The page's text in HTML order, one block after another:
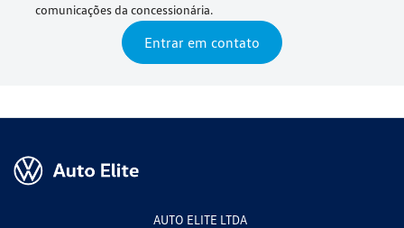
comunicações da concessionária.
Entrar em contato
AUTO ELITE LTDA